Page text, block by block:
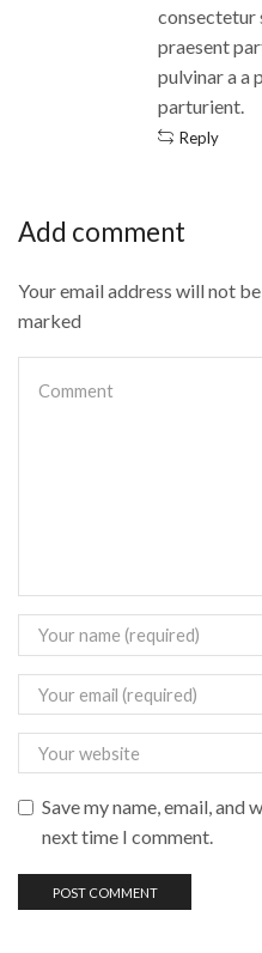
consectetur
praesent
pulvinar a a
parturient.
Reply
Add comment
Your email address will not
marked
Save my name, email,
next time I comment.